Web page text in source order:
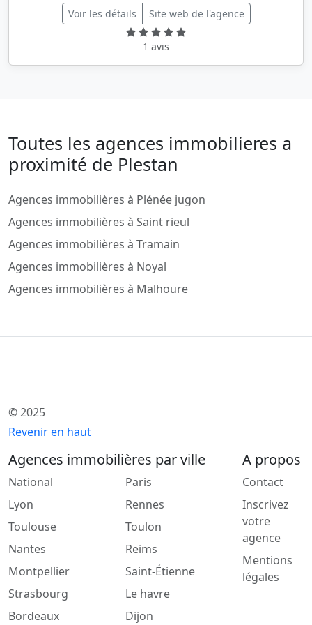
Voir les détails Site web de l'agence
1 avis
Toutes les agences immobilieres a
proximité de Plestan
Agences immobilières à Plénée jugon
Agences immobilières à Saint rieul
Agences immobilières à Tramain
Agences immobilières à Noyal
Agences immobilières à Malhoure
© 2025
Revenir en haut
Agences immobilières par ville
National
Lyon
Toulouse
Nantes
Montpellier
Strasbourg
Bordeaux
Paris
Rennes
Toulon
Reims
Saint-Étienne
Le havre
Dijon
A propos
Contact
Inscrivez
votre
agence
Mentions
légales